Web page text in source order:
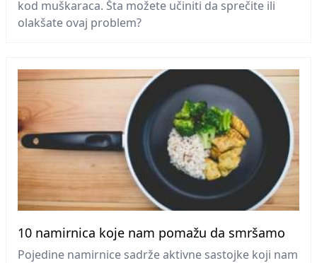
kod muškaraca. Šta možete učiniti da sprečite ili
olakšate ovaj problem?
10 namirnica koje nam pomažu da smršamo
Pojedine namirnice sadrže aktivne sastojke koji nam